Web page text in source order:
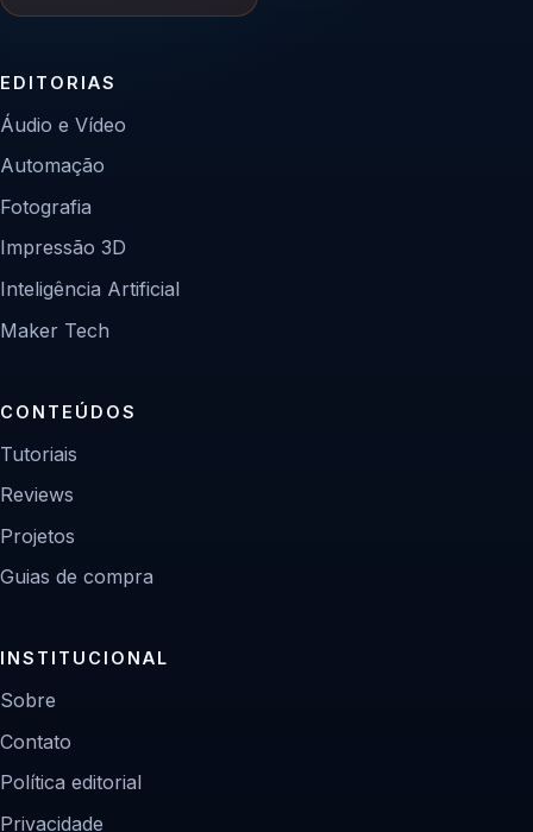
EDITORIAS
Áudio e Vídeo
Automação
Fotografia
Impressão 3D
Inteligência Artificial
Maker Tech
CONTEÚDOS
Tutoriais
Reviews
Projetos
Guias de compra
INSTITUCIONAL
Sobre
Contato
Política editorial
Privacidade